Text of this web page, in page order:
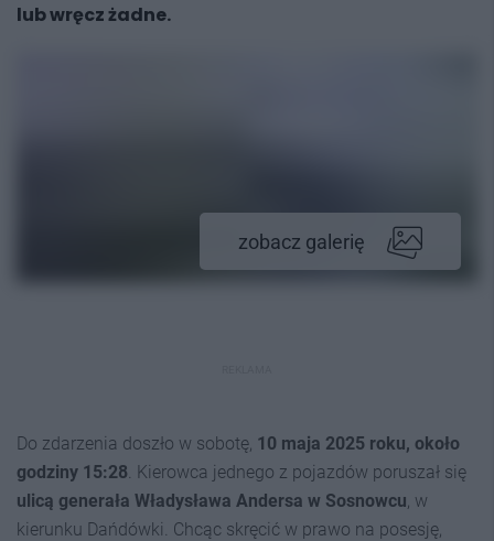
lub wręcz żadne.
zobacz galerię
Do zdarzenia doszło w sobotę, 10 maja 2025 roku, około
godziny 15:28. Kierowca jednego z pojazdów poruszał się
ulicą generała Władysława Andersa w Sosnowcu, w
kierunku Dańdówki. Chcąc skręcić w prawo na posesję,